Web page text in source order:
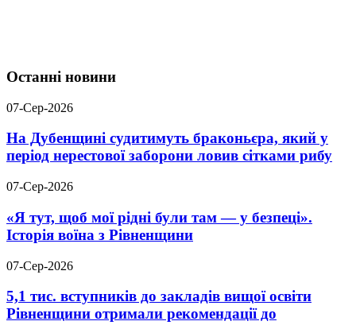
Останні новини
07-Сер-2026
На Дубенщині судитимуть браконьєра, який у
період нерестової заборони ловив сітками рибу
07-Сер-2026
«Я тут, щоб мої рідні були там — у безпеці».
Історія воїна з Рівненщини
07-Сер-2026
5,1 тис. вступників до закладів вищої освіти
Рівненщини отримали рекомендації до